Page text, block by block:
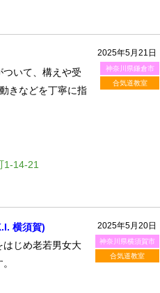
2025年5月21日
神奈川県鎌倉市
合気道教室
いて、構えや受
きなどを丁寧に指
1-14-21
2025年5月20日
神奈川県横須賀市
合気道教室
横須賀)
はじめ老若男女大